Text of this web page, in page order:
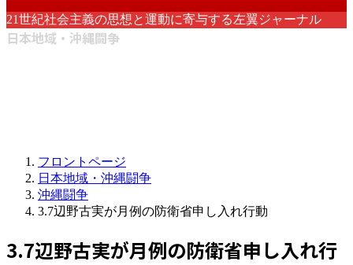
21世紀社会主義の思想と運動に寄与する左翼ジャーナル
日本地域・沖縄闘争
フロントページ
日本地域・沖縄闘争
沖縄闘争
3.7辺野古実が月例の防衛省申し入れ行動
3.7辺野古実が月例の防衛省申し入れ行